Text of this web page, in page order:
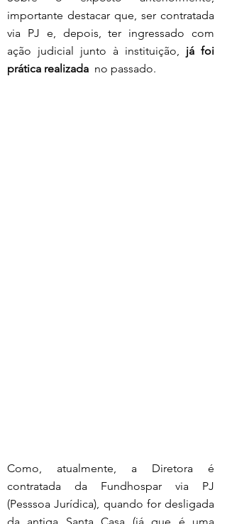
importante destacar que, ser contratada
via PJ e, depois, ter ingressado com
ação judicial junto à instituição, já foi
prática realizada
  no passado.
Como, atualmente, a Diretora é
contratada da Fundhospar via PJ
(Pesssoa Jurídica), quando for desligada